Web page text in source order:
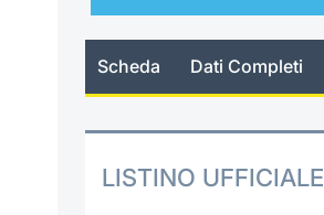
Scheda Dati Completi
LISTINO UFFICIALE